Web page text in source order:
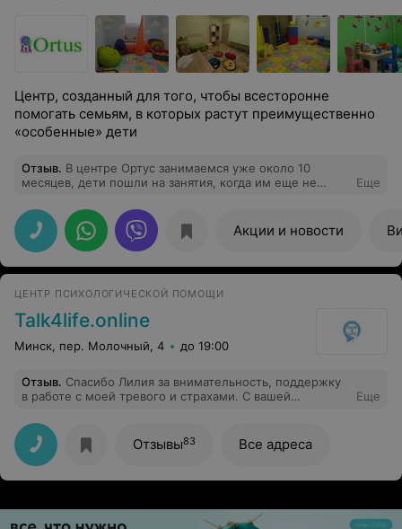
Центр, созданный для того, чтобы всесторонне
помогать семьям, в которых растут преимущественно
«особенные» дети
Отзыв. В центре Ортус занимаемся уже около 10
месяцев, дети пошли на занятия, когда им еще не
меня, как у мамы есть свободное время, пока дети
заняты) Отдельно хочу отметить нейропсихологов
Алену и Яну, замечательные педагоги с
индивидуальным подходом к детям. И логопеда Ольгу
- проходили курс логомассажа и ребенок просто
чего речь просто мгновенно запустилась, хотя я уже и
не верила в это! Еще хочу отметить администраторов
центра , очень доброжелательные и приветливые!
Еще
Акции и новости
ЦЕНТР ПСИХОЛОГИЧЕСКОЙ ПОМОЩИ
Talk4life.online
Минск, пер. Молочный, 4 до 19:00
Отзыв. Спасибо Лилия за внимательность, поддержку
в работе с моей тревого и страхами. С вашей
также понять причину их возникновения.
Еще
Отзывы83 Все адреса